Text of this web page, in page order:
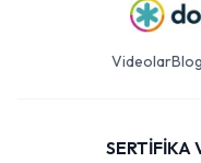
VideolarBlog
SERTİFİKA